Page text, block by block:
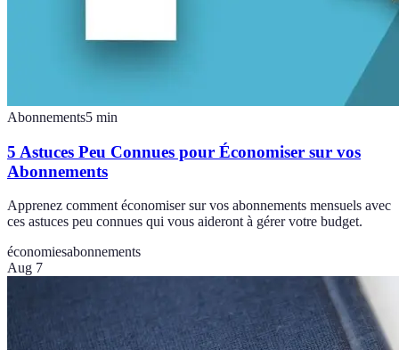
Abonnements5 min
5 Astuces Peu Connues pour Économiser sur vos
Abonnements
Apprenez comment économiser sur vos abonnements mensuels avec
ces astuces peu connues qui vous aideront à gérer votre budget.
économiesabonnements
Aug 7